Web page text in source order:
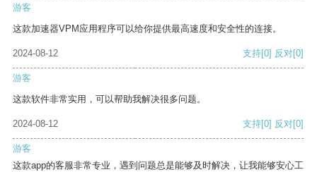
游客
这款加速器VPM应用程序可以给你提供最高速度和安全性的连接。
2024-08-12 支持[0] 反对[0]
游客
这款软件非常实用，可以帮助我解决很多问题。
2024-08-12 支持[0] 反对[0]
游客
这款app的客服非常专业，遇到问题总是能够及时解决，让我能够安心工